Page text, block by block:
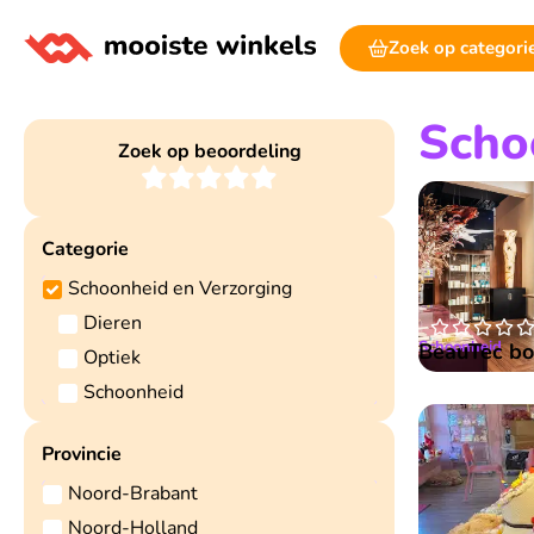
Zoek op
Zoek op beoordeling
Categorie
Schoonheid en Verzorging
Dieren
Optiek
Schoonheid
Provincie
Noord-Brabant
Noord-Holland

Schoonheid
BeauTec